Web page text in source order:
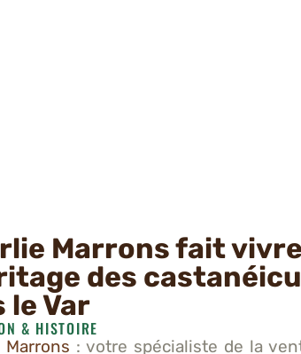
Marrons fait vivre
des
le Var
& HISTOIRE
Marrons : votre spécialiste de la